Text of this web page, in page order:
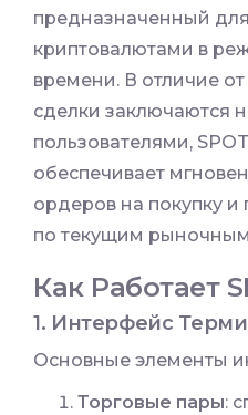
предназначенный
криптовалютами в
времени. В отличие
сделки заключаются
пользователями,
обеспечивает
ордеров на покупку
по текущим
Как Работает
1. Интерфейс
Основные элементы
Торговые пары: